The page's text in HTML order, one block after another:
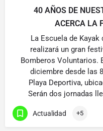
40 AÑOS DE
ACERCA LA
La Escuela de
realizará un gran
Bomberos Voluntarios.
diciembre desde las
Playa Deportiva,
Serán dos jornadas
Actualidad +5